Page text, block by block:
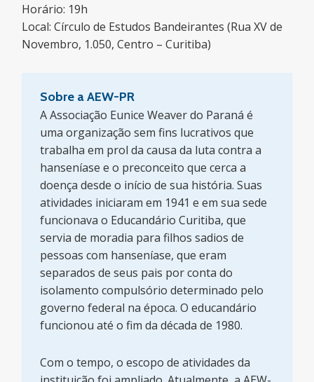
Horário: 19h
Local: Círculo de Estudos Bandeirantes (Rua XV de
Novembro, 1.050, Centro – Curitiba)
Sobre a AEW-PR
A Associação Eunice Weaver do Paraná é
uma organização sem fins lucrativos que
trabalha em prol da causa da luta contra a
hanseníase e o preconceito que cerca a
doença desde o início de sua história. Suas
atividades iniciaram em 1941 e em sua sede
funcionava o Educandário Curitiba, que
servia de moradia para filhos sadios de
pessoas com hanseníase, que eram
separados de seus pais por conta do
isolamento compulsório determinado pelo
governo federal na época. O educandário
funcionou até o fim da década de 1980.
Com o tempo, o escopo de atividades da